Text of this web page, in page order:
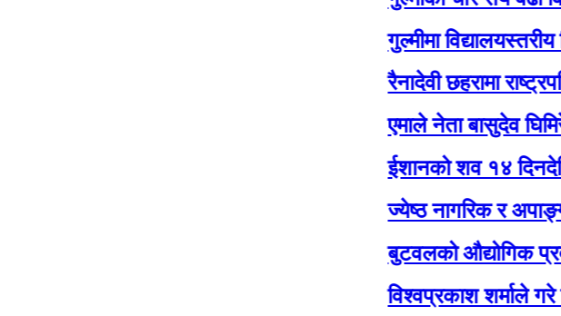
गुल्मीमा विद्यालयस्तरीय क्रिकेट
रैनादेवी छहरामा राष्ट्रपति
एमाले नेता बासुदेव घिमिरे
ईशानको शव १४ दिनदेखि
ज्येष्ठ नागरिक र अपाङ्गता
बुटवलको औद्योगिक
विश्वप्रकाश शर्माले गरे